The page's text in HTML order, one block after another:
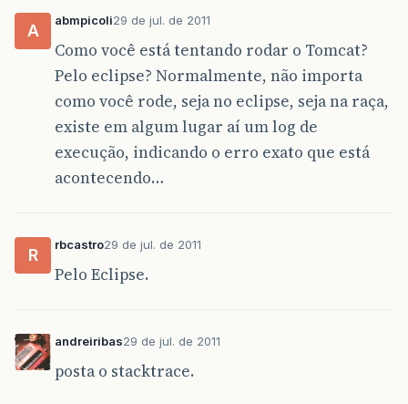
A
abmpicoli29 de jul. de 2011
Como você está tentando rodar o Tomcat?
Pelo eclipse? Normalmente, não importa
como você rode, seja no eclipse, seja na raça,
existe em algum lugar aí um log de
execução, indicando o erro exato que está
acontecendo…
R
rbcastro29 de jul. de 2011
Pelo Eclipse.
andreiribas29 de jul. de 2011
posta o stacktrace.